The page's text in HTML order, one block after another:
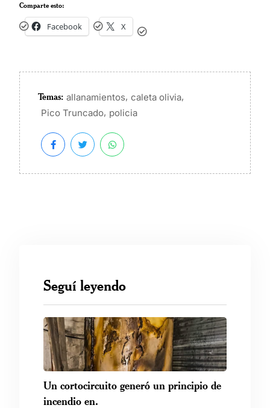
Comparte esto:
Facebook X
Temas: allanamientos, caleta olivia,
Pico Truncado, policia
Seguí leyendo
Un cortocircuito generó un principio de
incendio en.